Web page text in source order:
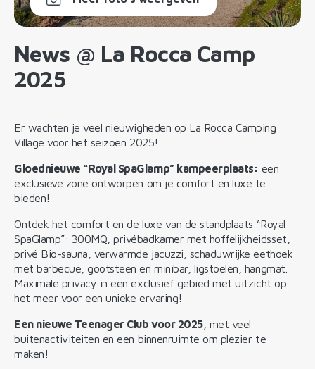
News @ La Rocca Camp
2025
Er wachten je veel nieuwigheden op La Rocca Camping
Village voor het seizoen 2025!
Gloednieuwe “Royal SpaGlamp” kampeerplaats: een
exclusieve zone ontworpen om je comfort en luxe te
bieden!
Ontdek het comfort en de luxe van de standplaats “Royal
SpaGlamp”: 300MQ, privébadkamer met hoffelijkheidsset,
privé Bio-sauna, verwarmde jacuzzi, schaduwrijke eethoek
met barbecue, gootsteen en minibar, ligstoelen, hangmat.
Maximale privacy in een exclusief gebied met uitzicht op
het meer voor een unieke ervaring!
Een nieuwe Teenager Club voor 2025, met veel
buitenactiviteiten en een binnenruimte om plezier te
maken!